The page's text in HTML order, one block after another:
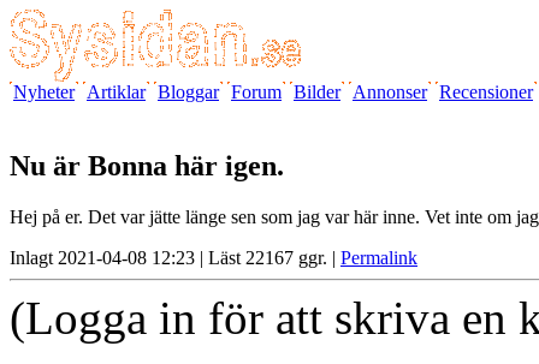
Nyheter Artiklar Bloggar Forum Bilder Annonser Recensioner
Nu är Bonna här igen.
Hej på er. Det var jätte länge sen som jag var här inne. Vet inte om
Inlagt 2021-04-08 12:23 | Läst 22167 ggr. | Permalink
(Logga in för att skriva en